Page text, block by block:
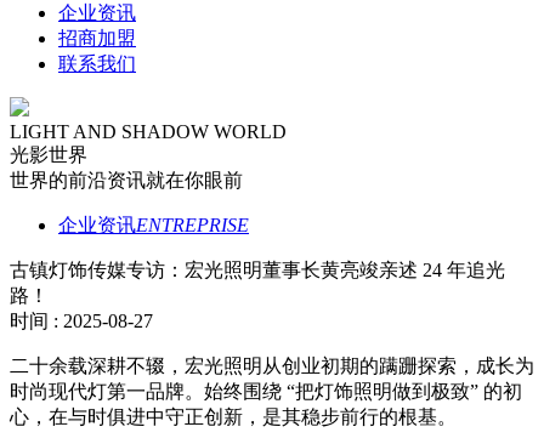
企业资讯
招商加盟
联系我们
LIGHT AND SHADOW WORLD
光影世界
世界的前沿资讯就在你眼前
企业资讯ENTREPRISE
古镇灯饰传媒专访：宏光照明董事长黄亮竣亲述 24 年追光
路！
时间 : 2025-08-27
二十余载深耕不辍，宏光照明从创业初期的蹒跚探索，成长为
时尚现代灯第一品牌。始终围绕 “把灯饰照明做到极致” 的初
心，在与时俱进中守正创新，是其稳步前行的根基。